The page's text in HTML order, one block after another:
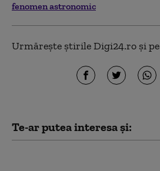
fenomen astronomic
Urmărește știrile Digi24.ro și pe
Te-ar putea interesa și: